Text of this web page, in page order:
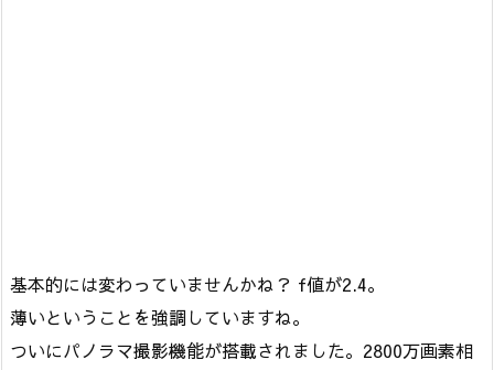
基本的には変わっていませんかね？ f値が2.4。
薄いということを強調していますね。
ついにパノラマ撮影機能が搭載されました。2800万画素相